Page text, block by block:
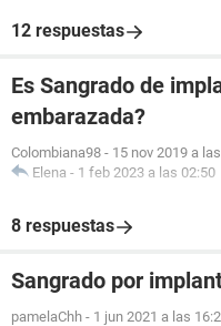
12 respuestas
Es Sangrado de
embarazada?
Colombiana98 - 15 nov 2019 a
Elena - 1 feb 2023 a las 02:50
8 respuestas
Sangrado por
pamelaChh - 1 jun 2021 a las